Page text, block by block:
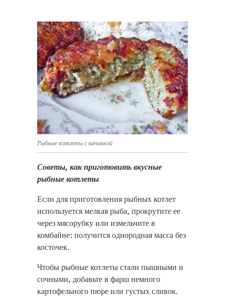
Рыбные котлеты с начинкой
Советы, как приготовить вкусные
рыбные котлеты
Если для приготовления рыбных котлет
используется мелкая рыба, прокрутите ее
через мясорубку или измельчите в
комбайне: получится однородная масса без
косточек.
Чтобы рыбные котлеты стали пышными и
сочными, добавьте в фарш немного
картофельного пюре или густых сливок.